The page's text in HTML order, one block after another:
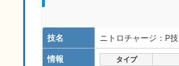
技名 ニトロチャージ：P技
情報 タイプ